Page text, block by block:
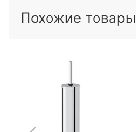
Похожие товары